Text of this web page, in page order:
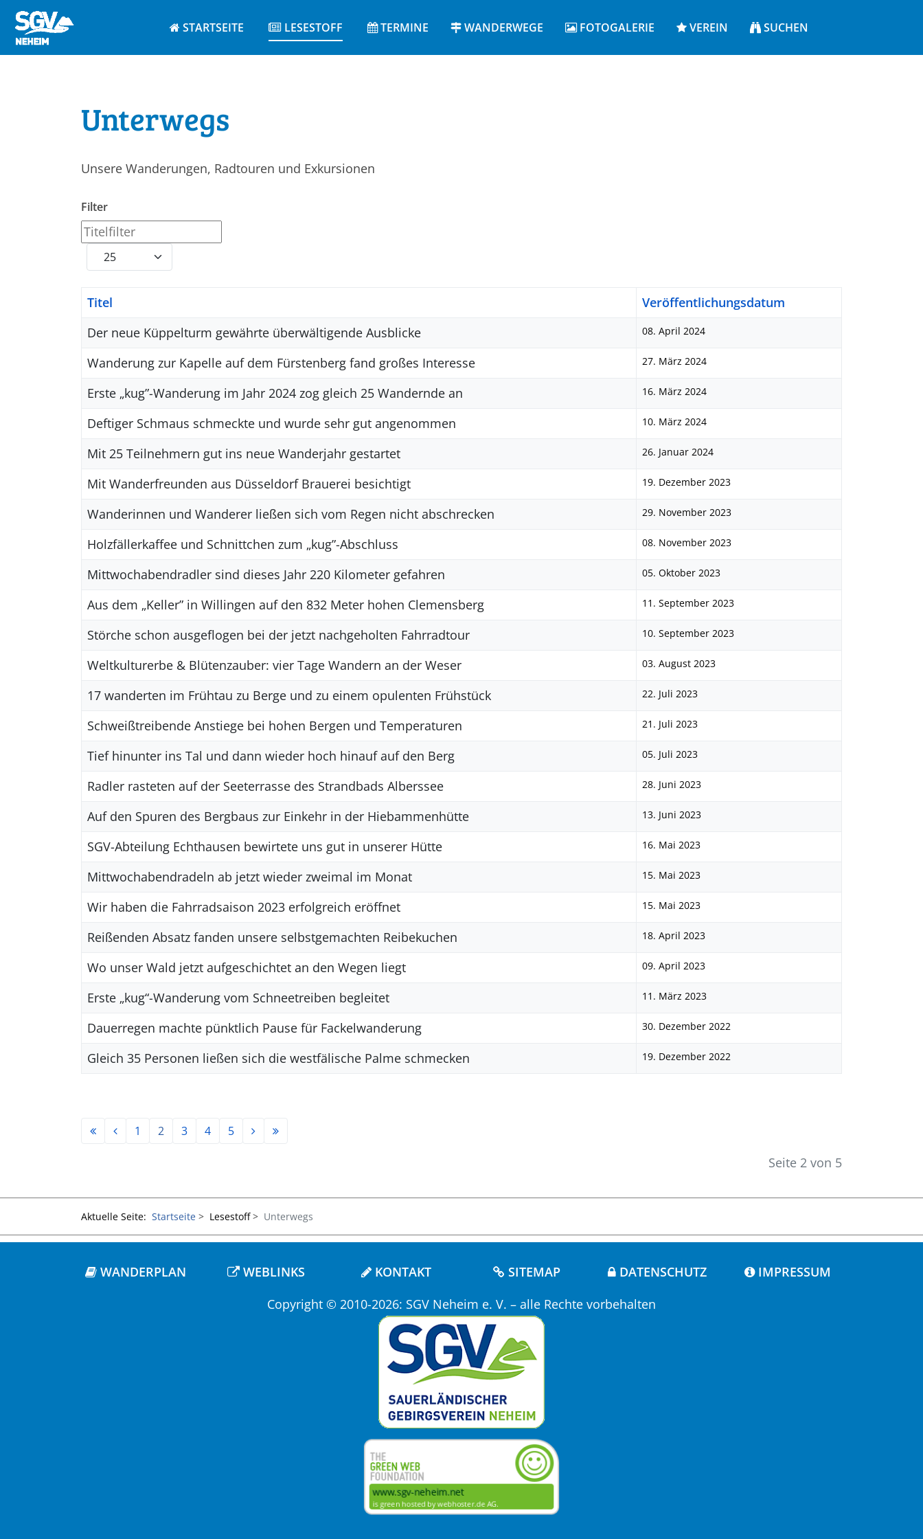
STARTSEITE LESESTOFF TERMINE WANDERWEGE FOTOGALERIE VEREIN SUCHEN
Unterwegs
Unsere Wanderungen, Radtouren und Exkursionen
Filter
Titelfilter
Anzeige #
Titel
Veröffentlichungsdatum
Der neue Küppelturm gewährte überwältigende Ausblicke
08. April 2024
Wanderung zur Kapelle auf dem Fürstenberg fand großes Interesse 27. März 2024
Erste „kug”-Wanderung im Jahr 2024 zog gleich 25 Wandernde an 16. März 2024
Deftiger Schmaus schmeckte und wurde sehr gut angenommen 10. März 2024
Mit 25 Teilnehmern gut ins neue Wanderjahr gestartet 26. Januar 2024
Mit Wanderfreunden aus Düsseldorf Brauerei besichtigt 19. Dezember 2023
Wanderinnen und Wanderer ließen sich vom Regen nicht abschrecken 29. November 2023
Holzfällerkaffee und Schnittchen zum „kug”-Abschluss 08. November 2023
Mittwochabendradler sind dieses Jahr 220 Kilometer gefahren 05. Oktober 2023
Aus dem „Keller” in Willingen auf den 832 Meter hohen Clemensberg 11. September 2023
Störche schon ausgeflogen bei der jetzt nachgeholten Fahrradtour 10. September 2023
Weltkulturerbe & Blütenzauber: vier Tage Wandern an der Weser 03. August 2023
17 wanderten im Frühtau zu Berge und zu einem opulenten Frühstück 22. Juli 2023
Schweißtreibende Anstiege bei hohen Bergen und Temperaturen 21. Juli 2023
Tief hinunter ins Tal und dann wieder hoch hinauf auf den Berg 05. Juli 2023
Radler rasteten auf der Seeterrasse des Strandbads Alberssee 28. Juni 2023
Auf den Spuren des Bergbaus zur Einkehr in der Hiebammenhütte 13. Juni 2023
SGV-Abteilung Echthausen bewirtete uns gut in unserer Hütte 16. Mai 2023
Mittwochabendradeln ab jetzt wieder zweimal im Monat 15. Mai 2023
Wir haben die Fahrradsaison 2023 erfolgreich eröffnet 15. Mai 2023
Reißenden Absatz fanden unsere selbstgemachten Reibekuchen 18. April 2023
Wo unser Wald jetzt aufgeschichtet an den Wegen liegt 09. April 2023
Erste „kug“-Wanderung vom Schneetreiben begleitet 11. März 2023
Dauerregen machte pünktlich Pause für Fackelwanderung 30. Dezember 2022
Gleich 35 Personen ließen sich die westfälische Palme schmecken 19. Dezember 2022
1 2 3 4 5
Seite 2 von 5
Aktuelle Seite: Startseite Lesestoff Unterwegs
WANDERPLAN WEBLINKS KONTAKT SITEMAP DATENSCHUTZ
IMPRESSUM
Copyright © 2010-2026: SGV Neheim e. V. – alle Rechte vorbehalten